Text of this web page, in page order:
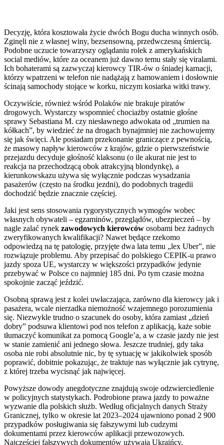
Decyzję, która kosztowała życie dwóch Bogu ducha winnych osób.
Zginęli nie z własnej winy, bezsensowną, przedwczesną śmiercią.
Podobne uczucie towarzyszy oglądaniu rolek z amerykańskich
social mediów, które za oceanem już dawno temu stały się viralami.
Ich bohaterami są zazwyczaj kierowcy TIR-ów o śniadej karnacji,
którzy wpatrzeni w telefon nie nadążają z hamowaniem i dosłownie
ścinają samochody stojące w korku, niczym kosiarka witki trawy.
Oczywiście, również wśród Polaków nie brakuje piratów
drogowych. Wystarczy wspomnieć chociażby ostatnie głośne
sprawy Sebastiana M. czy niesławnego adwokata od „trumien na
kółkach”, by wiedzieć że na drogach bynajmniej nie zachowujemy
się jak święci. Ale posiadam przekonanie graniczące z pewnością,
że masowy napływ kierowców z krajów, gdzie o pierwszeństwie
przejazdu decyduje głośność klaksonu (o ile akurat nie jest to
reakcja na przechodzącą obok atrakcyjną blondynkę), a
kierunkowskazu używa się wyłącznie podczas wysadzania
pasażerów (często na środku jezdni), do podobnych tragedii
dochodzić będzie znacznie częściej.
Jaki jest sens stosowania rygorystycznych wymogów wobec
własnych obywateli – egzaminów, przeglądów, ubezpieczeń – by
nagle zalać rynek zawodowych kierowców osobami bez żadnych
zweryfikowanych kwalifikacji? Nawet będące rzekomo
odpowiedzą na tę patologię, przyjęte dwa lata temu „lex Uber”, nie
rozwiązuje problemu. Aby przepisać do polskiego CEPIK-u prawo
jazdy spoza UE, wystarczy w większości przypadków jedynie
przebywać w Polsce co najmniej 185 dni. Po tym czasie można
spokojnie zacząć jeździć.
Osobną sprawą jest z kolei uwłaczająca, zarówno dla kierowcy jak i
pasażera, wcale nierzadka niemożność wzajemnego porozumienia
się. Niezwykle trudno o szacunek do osoby, która zamiast „dzień
dobry” podsuwa klientowi pod nos telefon z aplikacją, każe sobie
tłumaczyć komunikat za pomocą Google’a, a w czasie jazdy nie jest
w stanie zamienić ani jednego słowa. Jeszcze trudniej, gdy taka
osoba nie robi absolutnie nic, by tę sytuację w jakikolwiek sposób
poprawić, dobitnie pokazując, że traktuje nas wyłącznie jak cytrynę,
z której trzeba wycisnąć jak najwięcej.
Powyższe dowody anegdotyczne znajdują swoje odzwierciedlenie
w policyjnych statystykach. Podrobione prawa jazdy to poważne
wyzwanie dla polskich służb. Według oficjalnych danych Straży
Granicznej, tylko w okresie lat 2023–2024 ujawniono ponad 2 900
przypadków posługiwania się fałszywymi lub cudzymi
dokumentami przez kierowców aplikacji przewozowych.
Najczęściej fałszywych dokumentów używają Ukraińcy,